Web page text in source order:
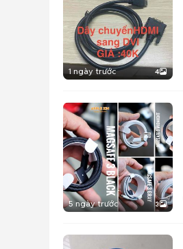
1 ngày trước 4
5 ngày trước 3